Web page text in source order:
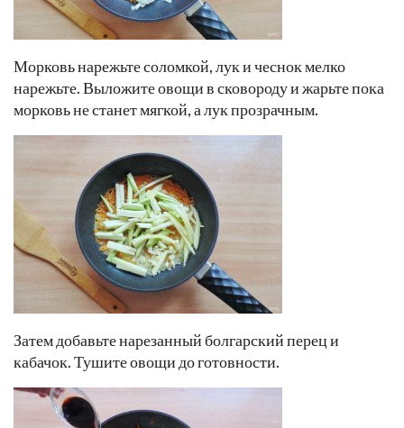
Морковь нарежьте соломкой, лук и чеснок мелко
нарежьте. Выложите овощи в сковороду и жарьте пока
морковь не станет мягкой, а лук прозрачным.
Затем добавьте нарезанный болгарский перец и
кабачок. Тушите овощи до готовности.